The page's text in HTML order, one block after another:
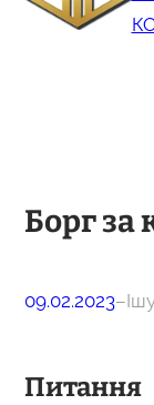
Борг за
09.02.2023–
Питання